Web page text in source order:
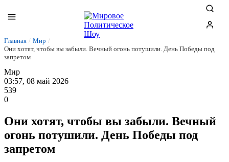
Главная / Мир /
Они хотят, чтобы вы забыли. Вечный огонь потушили. День Победы под
запретом
Мир
03:57, 08 май 2026
539
0
Они хотят, чтобы вы забыли. Вечный
огонь потушили. День Победы под
запретом